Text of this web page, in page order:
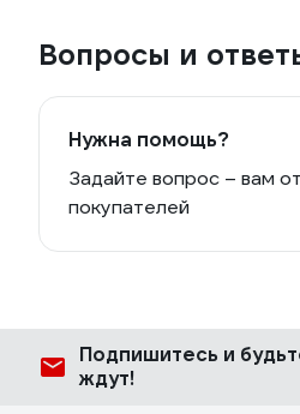
Вопросы и
Нужна помощь?
Задайте вопрос – вам
покупателей
Подпишитесь и
ждут!